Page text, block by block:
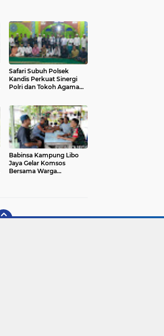
Safari Subuh Polsek
Kandis Perkuat Sinergi
Polri dan Tokoh Agama
Babinsa Kampung Libo
Jaya Gelar Komsos
Bersama Warga